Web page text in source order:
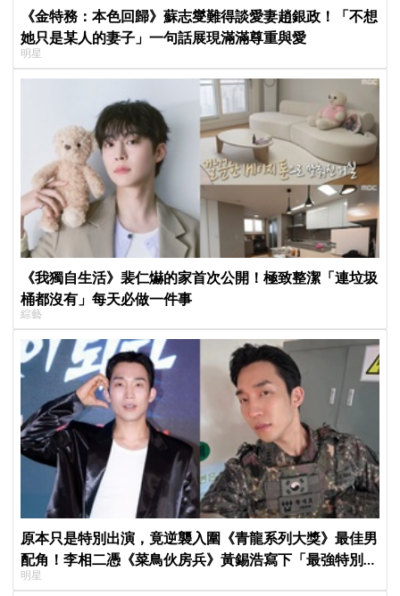
《金特務：本色回歸》蘇志燮難得談愛妻趙銀政！「不想
她只是某人的妻子」一句話展現滿滿尊重與愛
明星
《我獨自生活》裴仁爀的家首次公開！極致整潔「連垃圾
桶都沒有」每天必做一件事
綜藝
原本只是特別出演，竟逆襲入圍《青龍系列大獎》最佳男
配角！李相二憑《菜鳥伙房兵》黃錫浩寫下「最強特別出
演」傳奇
明星